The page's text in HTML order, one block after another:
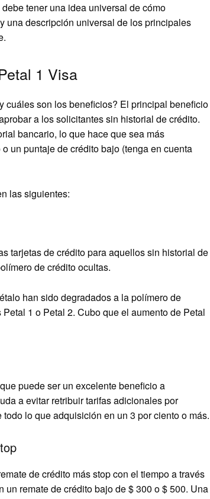
tener una idea universal de cómo
una descripción universal de los principales
1 Visa
cuáles son los beneficios? El principal beneficio
a los solicitantes sin historial de crédito.
bancario, lo que hace que sea más
un puntaje de crédito bajo (tenga en cuenta
las siguientes:
tarjetas de crédito para aquellos sin historial de
de crédito ocultas.
han sido degradados a la polímero de
1 o Petal 2. Cubo que el aumento de Petal
puede ser un excelente beneficio a
a evitar retribuir tarifas adicionales por
lo que adquisición en un 3 por ciento o más.
de crédito más stop con el tiempo a través
remate de crédito bajo de $ 300 o $ 500. Una